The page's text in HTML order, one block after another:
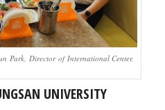
Park, Director of International Center,
UNIVERSITY